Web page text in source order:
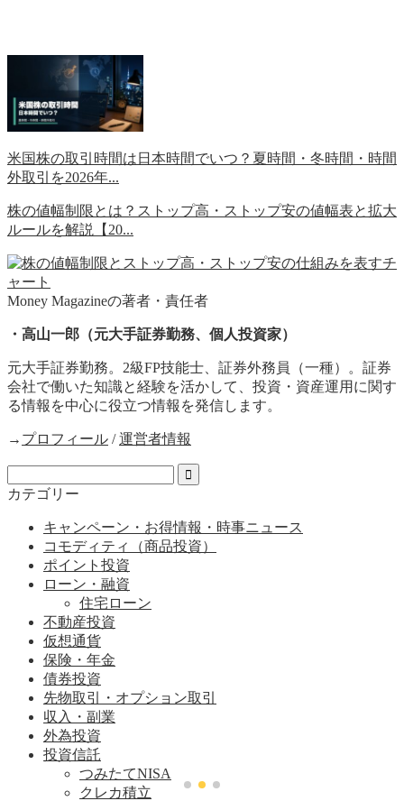
米国株の取引時間は日本時間でいつ？夏時間・冬時間・時間
外取引を2026年...
株の値幅制限とは？ストップ高・ストップ安の値幅表と拡大
ルールを解説【20...
Money Magazineの著者・責任者
・高山一郎（元大手証券勤務、個人投資家）
元大手証券勤務。2級FP技能士、証券外務員（一種）。証券
会社で働いた知識と経験を活かして、投資・資産運用に関す
る情報を中心に役立つ情報を発信します。
→ プロフィール /運営者情報
カテゴリー
キャンペーン・お得情報・時事ニュース
コモディティ（商品投資）
ポイント投資
ローン・融資
住宅ローン
不動産投資
仮想通貨
保険・年金
債券投資
先物取引・オプション取引
収入・副業
外為投資
投資信託
つみたてNISA
クレカ積立